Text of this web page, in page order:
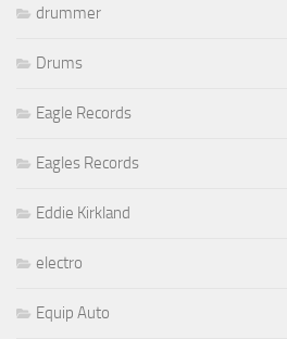
drummer
Drums
Eagle Records
Eagles Records
Eddie Kirkland
electro
Equip Auto